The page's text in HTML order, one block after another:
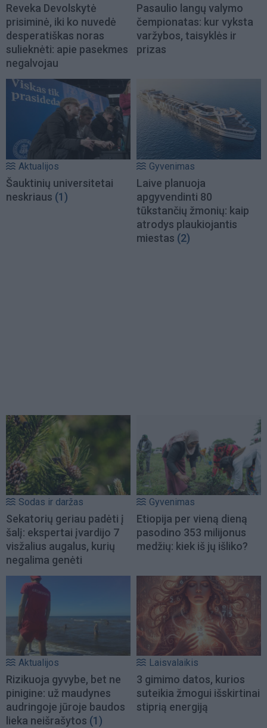
Reveka Devolskytė
prisiminė, iki ko nuvedė
desperatiškas noras
sulieknėti: apie pasekmes
negalvojau
Pasaulio langų valymo
čempionatas: kur vyksta
varžybos, taisyklės ir
prizas
Aktualijos
Šauktinių universitetai
neskriaus (1)
Gyvenimas
Laive planuoja
apgyvendinti 80
tūkstančių žmonių: kaip
atrodys plaukiojantis
miestas (2)
Sodas ir daržas
Sekatorių geriau padėti į
šalį: ekspertai įvardijo 7
visžalius augalus, kurių
negalima genėti
Gyvenimas
Etiopija per vieną dieną
pasodino 353 milijonus
medžių: kiek iš jų išliko?
Aktualijos
Rizikuoja gyvybe, bet ne
pinigine: už maudynes
audringoje jūroje baudos
lieka neišrašytos (1)
Laisvalaikis
3 gimimo datos, kurios
suteikia žmogui išskirtinai
stiprią energiją